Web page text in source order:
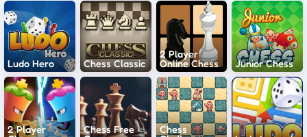
Ludo Hero Chess Classic
2 Player
Online Chess
Junior Chess
2 Player
Chess Free
Chess